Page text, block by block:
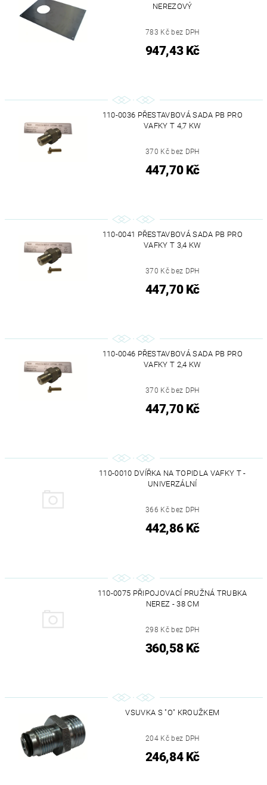
NEREZOVÝ
783 Kč bez DPH
947,43 Kč
110-0036 PŘESTAVBOVÁ SADA PB PRO
VAFKY T 4,7 KW
370 Kč bez DPH
447,70 Kč
110-0041 PŘESTAVBOVÁ SADA PB PRO
VAFKY T 3,4 KW
370 Kč bez DPH
447,70 Kč
110-0046 PŘESTAVBOVÁ SADA PB PRO
VAFKY T 2,4 KW
370 Kč bez DPH
447,70 Kč
110-0010 DVÍŘKA NA TOPIDLA VAFKY T -
UNIVERZÁLNÍ
366 Kč bez DPH
442,86 Kč
110-0075 PŘIPOJOVACÍ PRUŽNÁ TRUBKA
NEREZ - 38 CM
298 Kč bez DPH
360,58 Kč
VSUVKA S "O" KROUŽKEM
204 Kč bez DPH
246,84 Kč